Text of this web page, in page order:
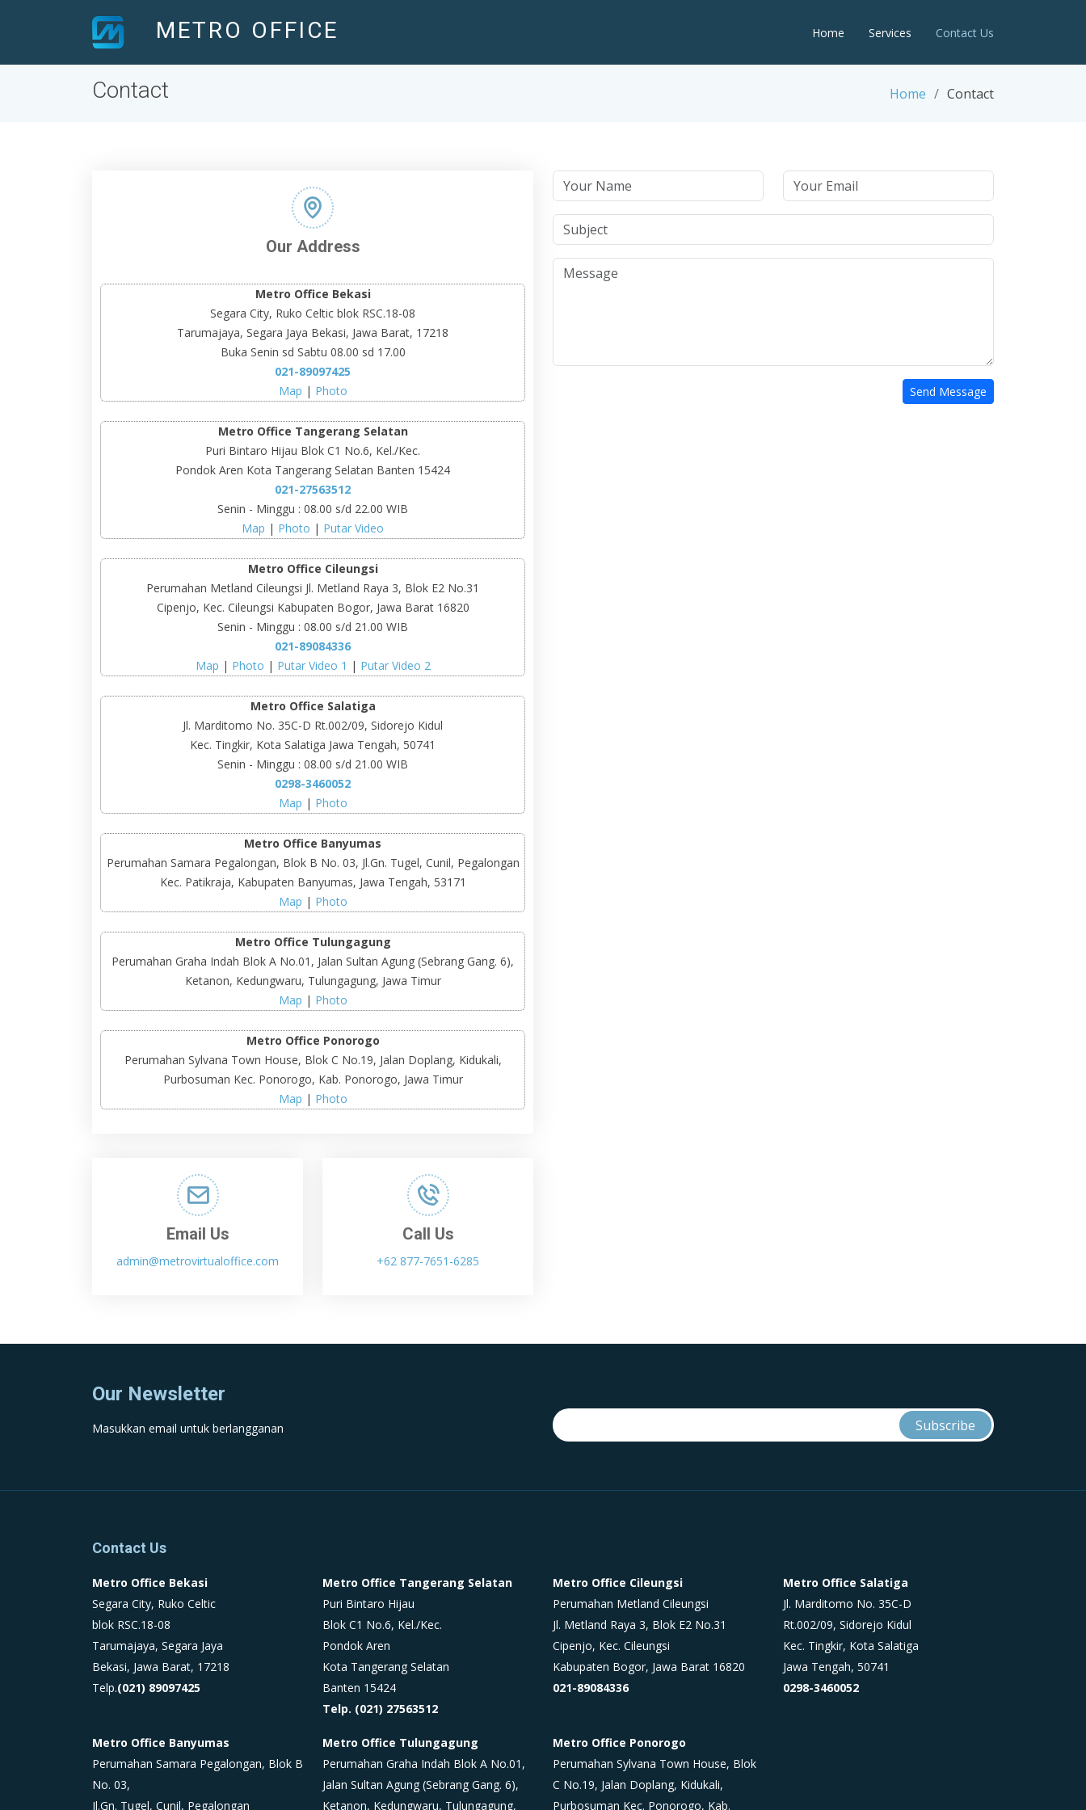
METRO OFFICE Home Services Contact Us
Contact Home Contact
Our Address
Metro Office Bekasi
Segara City, Ruko Celtic blok RSC.18-08
Tarumajaya, Segara Jaya Bekasi, Jawa Barat, 17218
Buka Senin sd Sabtu 08.00 sd 17.00
021-89097425
Map | Photo
Metro Office Tangerang Selatan
Puri Bintaro Hijau Blok C1 No.6, Kel./Kec.
Pondok Aren Kota Tangerang Selatan Banten 15424
021-27563512
Senin - Minggu : 08.00 s/d 22.00 WIB
Map | Photo | Putar Video
Metro Office Cileungsi
Perumahan Metland Cileungsi Jl. Metland Raya 3, Blok E2 No.31
Cipenjo, Kec. Cileungsi Kabupaten Bogor, Jawa Barat 16820
Senin - Minggu : 08.00 s/d 21.00 WIB
021-89084336
Map | Photo | Putar Video 1 | Putar Video 2
Metro Office Salatiga
Jl. Marditomo No. 35C-D Rt.002/09, Sidorejo Kidul
Kec. Tingkir, Kota Salatiga Jawa Tengah, 50741
Senin - Minggu : 08.00 s/d 21.00 WIB
0298-3460052
Map | Photo
Metro Office Banyumas
Perumahan Samara Pegalongan, Blok B No. 03, Jl.Gn. Tugel, Cunil, Pegalongan
Kec. Patikraja, Kabupaten Banyumas, Jawa Tengah, 53171
Map | Photo
Metro Office Tulungagung
Perumahan Graha Indah Blok A No.01, Jalan Sultan Agung (Sebrang Gang. 6),
Ketanon, Kedungwaru, Tulungagung, Jawa Timur
Map | Photo
Metro Office Ponorogo
Perumahan Sylvana Town House, Blok C No.19, Jalan Doplang, Kidukali,
Purbosuman Kec. Ponorogo, Kab. Ponorogo, Jawa Timur
Map | Photo
Email Us
admin@metrovirtualoffice.com
Call Us
+62 877-7651-6285
Send Message
Our Newsletter
Masukkan email untuk berlangganan
Contact Us
Metro Office Bekasi
Segara City, Ruko Celtic
blok RSC.18-08
Tarumajaya, Segara Jaya
Bekasi, Jawa Barat, 17218
Telp.(021) 89097425
Metro Office Tangerang Selatan
Puri Bintaro Hijau
Blok C1 No.6, Kel./Kec.
Pondok Aren
Kota Tangerang Selatan
Banten 15424
Telp. (021) 27563512
Metro Office Cileungsi
Perumahan Metland Cileungsi
Jl. Metland Raya 3, Blok E2 No.31
Cipenjo, Kec. Cileungsi
Kabupaten Bogor, Jawa Barat 16820
021-89084336
Metro Office Salatiga
Jl. Marditomo No. 35C-D
Rt.002/09, Sidorejo Kidul
Kec. Tingkir, Kota Salatiga
Jawa Tengah, 50741
0298-3460052
Metro Office Banyumas
Perumahan Samara Pegalongan, Blok B
No. 03,
Jl.Gn. Tugel, Cunil, Pegalongan
Metro Office Tulungagung
Perumahan Graha Indah Blok A No.01,
Jalan Sultan Agung (Sebrang Gang. 6),
Ketanon, Kedungwaru, Tulungagung,
Metro Office Ponorogo
Perumahan Sylvana Town House, Blok
C No.19, Jalan Doplang, Kidukali,
Purbosuman Kec. Ponorogo, Kab.